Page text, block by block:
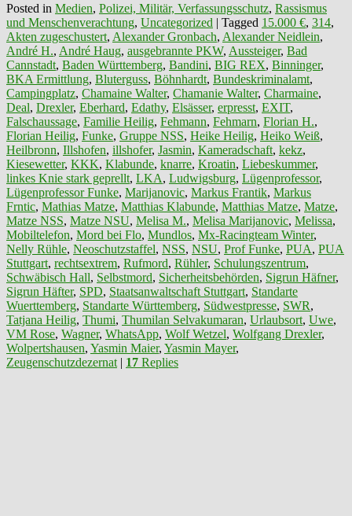
Posted in Medien, Polizei, Militär, Verfassungsschutz, Rassismus
und Menschenverachtung, Uncategorized | Tagged 15.000 €, 314,
Akten zugeschustert, Alexander Gronbach, Alexander Neidlein,
André H., André Haug, ausgebrannte PKW, Aussteiger, Bad
Cannstadt, Baden Württemberg, Bandini, BIG REX, Binninger,
BKA Ermittlung, Bluterguss, Böhnhardt, Bundeskriminalamt,
Campingplatz, Chamaine Walter, Chamanie Walter, Charmaine,
Deal, Drexler, Eberhard, Edathy, Elsässer, erpresst, EXIT,
Falschaussage, Familie Heilig, Fehmann, Fehmarn, Florian H.,
Florian Heilig, Funke, Gruppe NSS, Heike Heilig, Heiko Weiß,
Heilbronn, Illshofen, illshofer, Jasmin, Kameradschaft, kekz,
Kiesewetter, KKK, Klabunde, knarre, Kroatin, Liebeskummer,
linkes Knie stark geprellt, LKA, Ludwigsburg, Lügenprofessor,
Lügenprofessor Funke, Marijanovic, Markus Frantik, Markus
Frntic, Mathias Matze, Matthias Klabunde, Matthias Matze, Matze,
Matze NSS, Matze NSU, Melisa M., Melisa Marijanovic, Melissa,
Mobiltelefon, Mord bei Flo, Mundlos, Mx-Racingteam Winter,
Nelly Rühle, Neoschutzstaffel, NSS, NSU, Prof Funke, PUA, PUA
Stuttgart, rechtsextrem, Rufmord, Rühler, Schulungszentrum,
Schwäbisch Hall, Selbstmord, Sicherheitsbehörden, Sigrun Häfner,
Sigrun Häfter, SPD, Staatsanwaltschaft Stuttgart, Standarte
Wuerttemberg, Standarte Württemberg, Südwestpresse, SWR,
Tatjana Heilig, Thumi, Thumilan Selvakumaran, Urlaubsort, Uwe,
VM Rose, Wagner, WhatsApp, Wolf Wetzel, Wolfgang Drexler,
Wolpertshausen, Yasmin Maier, Yasmin Mayer,
Zeugenschutzdezernat | 17 Replies